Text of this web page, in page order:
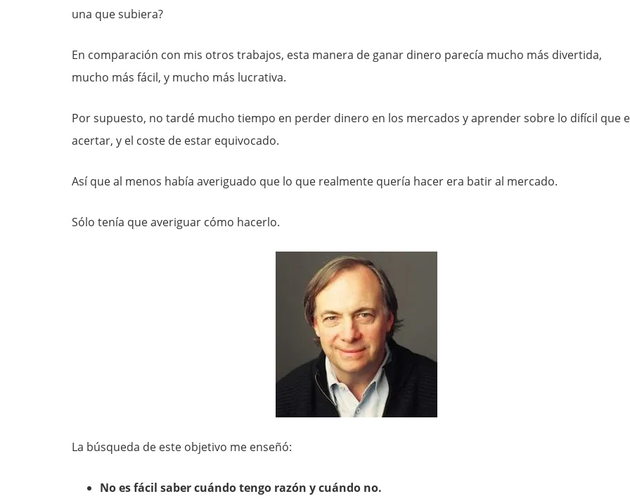
una que subiera?
En comparación con mis otros trabajos, esta manera de ganar dinero parecía mucho más divertida,
mucho más fácil, y mucho más lucrativa.
Por supuesto, no tardé mucho tiempo en perder dinero en los mercados y aprender sobre lo difícil que
acertar, y el coste de estar equivocado.
Así que al menos había averiguado que lo que realmente quería hacer era batir al mercado.
Sólo tenía que averiguar cómo hacerlo.
La búsqueda de este objetivo me enseñó:
No es fácil saber cuándo tengo razón y cuándo no.